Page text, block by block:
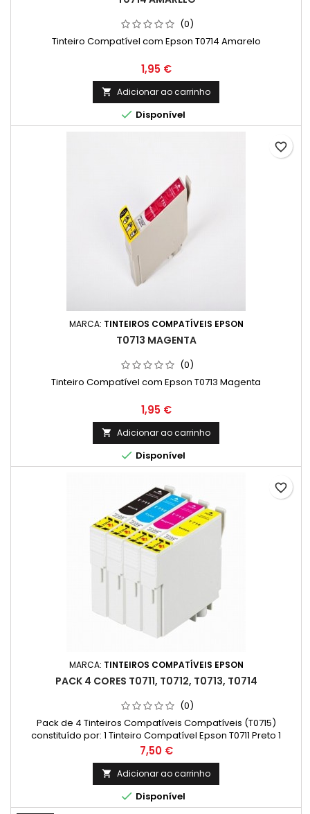
(0)
Tinteiro Compatível com Epson T0714 Amarelo
Preço
1,95 €
 Adicionar ao carrinho
 Disponível
MARCA: TINTEIROS COMPATÍVEIS EPSON
T0713 MAGENTA
(0)
Tinteiro Compatível com Epson T0713 Magenta
Preço
1,95 €
 Adicionar ao carrinho
 Disponível
favorite_border
MARCA: TINTEIROS COMPATÍVEIS EPSON
PACK 4 CORES T0711, T0712, T0713, T0714
(0)
Pack de 4 Tinteiros Compatíveis Compatíveis (T0715)
constituído por: 1 Tinteiro Compatível Epson T0711 Preto 1
Tinteiro Compatível Epson T0712 Ciano 1 Tinteiro Compatível
Epson T0713 Magenta 1 Tinteiro Compatível Epson T0714
Amarelo
Preço
7,50 €
 Adicionar ao carrinho
 Disponível
favorite_border